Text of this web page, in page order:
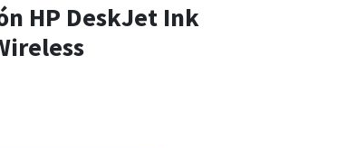
HP DeskJet Ink